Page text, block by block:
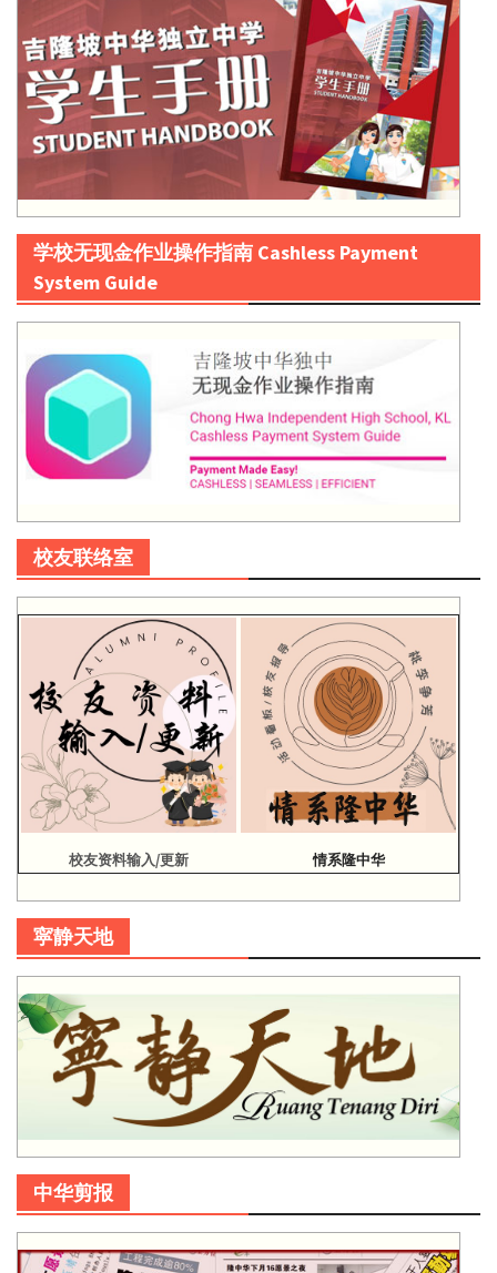
学校无现金作业操作指南 Cashless Payment
System Guide
校友联络室
校友资料输入/更新 情系隆中华
寜静天地
中华剪报